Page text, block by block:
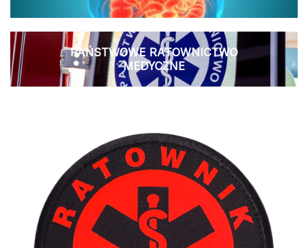
PAŃSTWOWE RATOWNICTWO
MEDYCZNE